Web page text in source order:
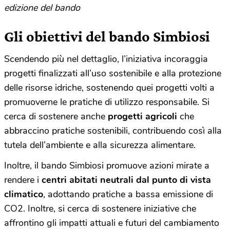
edizione del bando
Gli obiettivi del bando Simbiosi
Scendendo più nel dettaglio, l’iniziativa incoraggia
progetti finalizzati all’uso sostenibile e alla protezione
delle risorse idriche, sostenendo quei progetti volti a
promuoverne le pratiche di utilizzo responsabile. Si
cerca di sostenere anche progetti agricoli che
abbraccino pratiche sostenibili, contribuendo così alla
tutela dell’ambiente e alla sicurezza alimentare.
Inoltre, il bando Simbiosi promuove azioni mirate a
rendere i centri abitati neutrali dal punto di vista
climatico, adottando pratiche a bassa emissione di
CO2. Inoltre, si cerca di sostenere iniziative che
affrontino gli impatti attuali e futuri del cambiamento